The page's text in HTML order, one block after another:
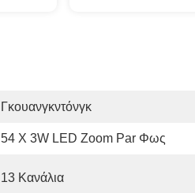
Γκουανγκντόνγκ
54 X 3W LED Zoom Par Φως
13 Κανάλια